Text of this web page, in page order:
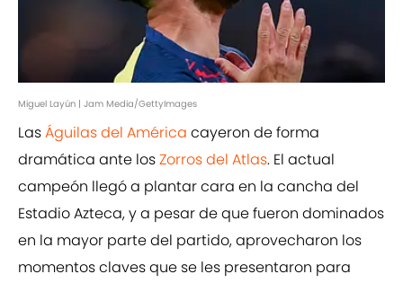
Miguel Layún | Jam Media/GettyImages
LasÁguilas del América cayeron de forma
dramática ante losZorros del Atlas. El actual
campeón llegó a plantar cara en la cancha del
Estadio Azteca, y a pesar de que fueron dominados
en la mayor parte del partido, aprovecharon los
momentos claves que se les presentaron para